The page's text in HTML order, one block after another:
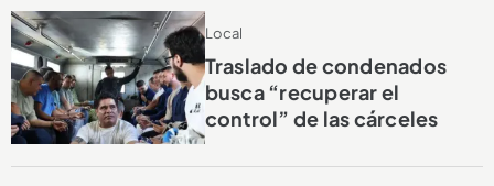
Local
Traslado de condenados
busca “recuperar el
control” de las cárceles